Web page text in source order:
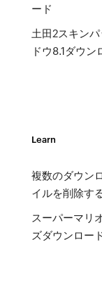
ード
土田2スキン
ドウ8.1ダウン
Learn
複数のダウン
イルを削除す
スーパーマリ
ズダウンロー